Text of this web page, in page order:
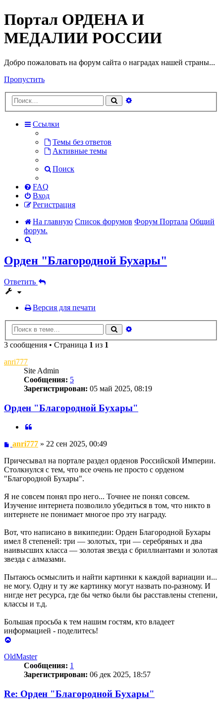
Портал ОРДЕНА И
МЕДАЛИИ РОССИИ
Добро пожаловать на форум сайта о наградах нашей страны...
Пропустить
Поиск
Ссылки
Темы без ответов
Активные темы
Поиск
FAQ
Вход
Регистрация
На главную Список форумов Форум Портала Общий
форум.
Орден "Благородной Бухары"
Ответить
Версия для печати
Поиск
3 сообщения • Страница 1 из 1
anri777
Site Admin
Сообщения: 5
Зарегистрирован: 05 май 2025, 08:19
Орден "Благородной Бухары"
Сообщение
anri777» 22 сен 2025, 00:49
Причесывал на портале раздел орденов Российской Империи.
Столкнулся с тем, что все очень не просто с орденом
"Благородной Бухары".
Я не совсем понял про него... Точнее не понял совсем.
Изучение интернета позволило убедиться в том, что никто в
интернете не понимает многое про эту награду.
Вот, что написано в википедии: Орден Благородной Бухары
имел 8 степеней: три — золотых, три — серебряных и два
наивысших класса — золотая звезда с бриллиантами и золотая
звезда с алмазами.
Пытаюсь осмыслить и найти картинки к каждой вариации и...
не могу. Одну и ту же картинку могут назвать по-разному. И
нигде нет ресурса, где бы четко были бы расставлены степени,
классы и т.д.
Большая просьба к тем нашим гостям, кто владеет
информацией - поделитесь!
началу
OldMaster
Сообщения: 1
Зарегистрирован: 06 дек 2025, 18:57
Re: Орден "Благородной Бухары"